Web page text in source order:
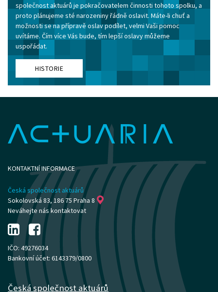
společnost aktuárů je pokračovatelem činnosti tohoto spolku, a
proto plánujeme sté narozeniny řádně oslavit. Máte-li chuť a
možnosti se na přípravě oslav podílet, velmi Vaši pomoc
uvítáme. Čím více Vás bude, tím lepší oslavy můžeme
uspořádat.
HISTORIE
KONTAKTNÍ INFORMACE
Česká společnost aktuárů
Sokolovská 83, 186 75 Praha 8
Neváhejte nás kontaktovat
IČO: 49276034
Bankovní účet: 6143379/0800
Česká společnost aktuárů